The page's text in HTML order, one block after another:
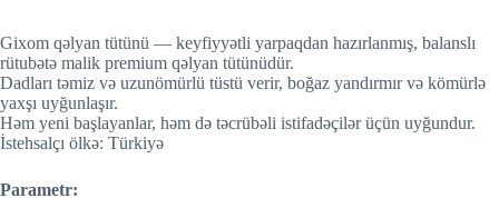
Gixom qəlyan tütünü — keyfiyyətli yarpaqdan hazırlanmış, balanslı
rütubətə malik premium qəlyan tütünüdür.
Dadları təmiz və uzunömürlü tüstü verir, boğaz yandırmır və kömürlə
yaxşı uyğunlaşır.
Həm yeni başlayanlar, həm də təcrübəli istifadəçilər üçün uyğundur.
İstehsalçı ölkə: Türkiyə
Parametr: